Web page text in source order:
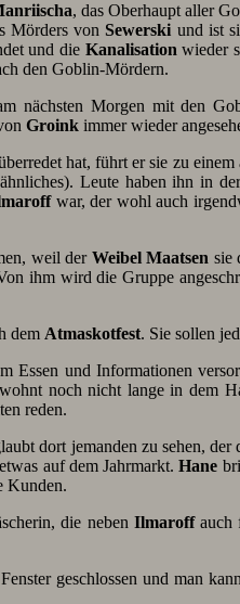
, das Oberhaupt aller
Mörders vonSewerski und ist
und die Kanalisation wieder
den Goblin-Mördern.
nächsten Morgen mit den
Groink immer wieder
hat, führt er sie zu
Leute haben ihn in
war, der wohl auch
weil der Weibel Maatsen sie
ihm wird die Gruppe
dem Atmaskotfest. Sie sollen
Essen und Informationen
noch nicht lange in dem
reden.
dort jemanden zu sehen,
auf dem Jahrmarkt.Hane
Kunden.
die neben Ilmaroffauch
geschlossen und man